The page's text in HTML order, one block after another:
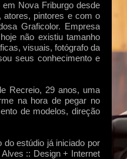
Nova Friburgo desde
atores, pintores e com o
Graficolor. Empresa
não existiu tamanho
visuais, fotógrafo da
seus conhecimento e
Recreio, 29 anos, uma
na hora de pegar no
de modelos, direção
estúdio já iniciado por
:: Design + Internet